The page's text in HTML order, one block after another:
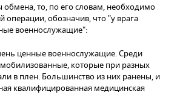
обмена, то, по его словам, необходимо
операции, обозначив, что "у врага
военнослужащие":
ценные военнослужащие. Среди
которые при разных
в плен. Большинство из них ранены, и
квалифицированная медицинская